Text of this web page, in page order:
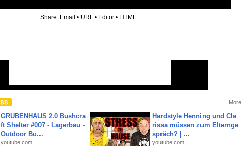
Share: Email • URL • Editor • HTML
More
GRUBENHAUS 2.0 Bushcra
ft Shelter #007 - Lagerbau -
Outdoor Bu...
youtube.com
Hardstyle Henning und Cla
rissa müssen zum Elternge
spräch? | ...
youtube.com